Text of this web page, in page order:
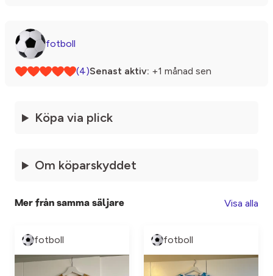
fotboll
(4)Senast aktiv: +1 månad sen
Köpa via plick
Om köparskyddet
Mer från samma säljare Visa alla
fotboll fotboll